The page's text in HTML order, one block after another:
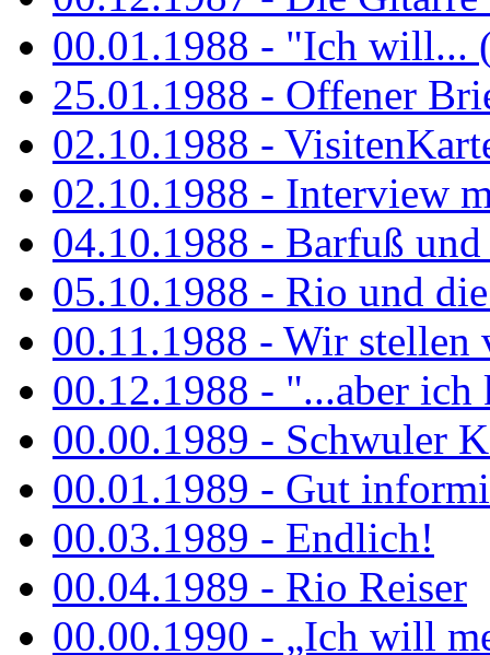
00.01.1988 - "Ich will...
25.01.1988 - Offener
02.10.1988 -
02.10.1988 - Interview
04.10.1988 - Barfuß und
05.10.1988 - Rio und
00.11.1988 - Wir stellen
00.12.1988 - "...aber ich
00.00.1989 - Schwuler
00.01.1989 - Gut
00.03.1989 - Endlich!
00.04.1989 - Rio Reiser
00.00.1990 - „Ich will